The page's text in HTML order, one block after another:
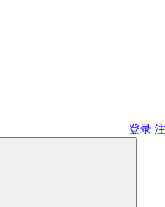
登录